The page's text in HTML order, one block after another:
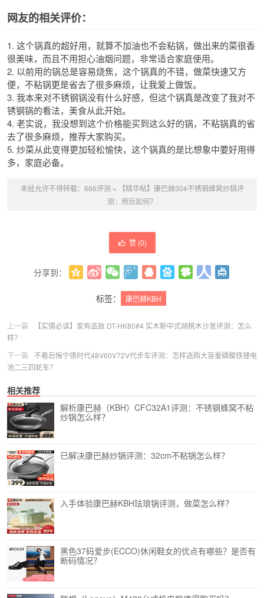
网友的相关评价：
1. 这个锅真的超好用，就算不加油也不会粘锅，做出来的菜很香
很美味，而且不用担心油烟问题，非常适合家庭使用。
2. 以前用的锅总是容易烧焦，这个锅真的不错，做菜快速又方
便，不粘锅更是省去了很多麻烦，让我爱上做饭。
3. 我本来对不锈钢锅没有什么好感，但这个锅真是改变了我对不
锈钢锅的看法，美食从此开始。
4. 老实说，我没想到这个价格能买到这么好的锅，不粘锅真的省
去了很多麻烦，推荐大家购买。
5. 炒菜从此变得更加轻松愉快，这个锅真的是比想象中要好用得
多，家庭必备。
未经允许不得转载： 666评测 »
【精华帖】康巴赫304不锈钢蜂窝炒锅评
测：用后如何？
赞 (0)
分享到：
标签：
康巴赫KBH
上一篇
【实情必读】家有品致 DT-HK80#4 实木新中式胡桃木沙发评测：怎么
样？
下一篇
不看后悔宁德时代48V60V72V代步车评测：怎样选购大容量磷酸铁锂电
池二三四轮车？
相关推荐
解析康巴赫（KBH）CFC32A1评测：不锈钢蜂窝不粘
炒锅怎么样？
已解决康巴赫炒锅评测：32cm不粘锅怎么样？
入手体验康巴赫KBH珐琅锅评测，做菜怎么样？
黑色37码爱步(ECCO)休闲鞋女的优点有哪些？是否有
断码情况？